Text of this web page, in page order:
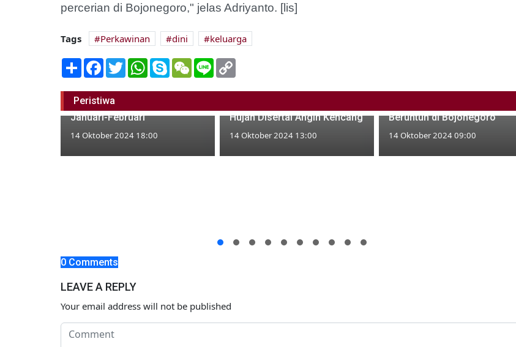
percerian di Bojonegoro," jelas Adriyanto. [lis]
Tags Perkawinan dini
keluarga
Share Facebook
TwitterWhatsApp
SkypeWeChatLine
Peristiwa
Musim Hujan di Bojonegoro
November, Puncaknya
Januari-Februari
14 Oktober 2024 18:00
Hujan Disertai Angin Kencang
14 Oktober 2024 13:00
Beruntun di Bojonegoro
14 Oktober 2024 09:00
0 Comments
LEAVE A REPLY
Your email address will not be published